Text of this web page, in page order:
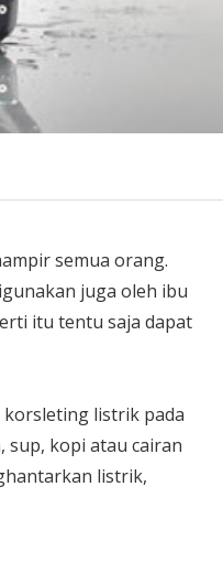
semua orang.
juga oleh ibu
itu tentu saja dapat
korsleting listrik pada
sup, kopi atau cairan
listrik,